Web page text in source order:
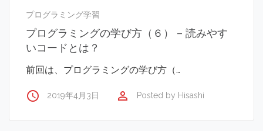
プログラミング学習
プログラミングの学び方（６） – 読みやす
いコードとは？
前回は、プログラミングの学び方（…
access_time 2019年4月3日 perm_identity Posted by Hisashi